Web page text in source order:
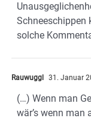
Schneeschippen
solche
Rauwuggl 31. Januar
(…) Wenn man
wär’s wenn man